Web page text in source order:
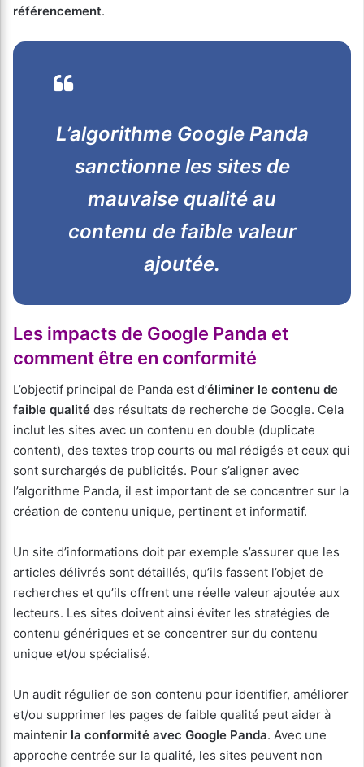
référencement.
L’algorithme Google Panda
sanctionne les sites de
mauvaise qualité au
contenu de faible valeur
ajoutée.
Les impacts de Google Panda et
comment être en conformité
L’objectif principal de Panda est d’éliminer le contenu de
faible qualité des résultats de recherche de Google. Cela
inclut les sites avec un contenu en double (duplicate
content), des textes trop courts ou mal rédigés et ceux qui
sont surchargés de publicités. Pour s’aligner avec
l’algorithme Panda, il est important de se concentrer sur la
création de contenu unique, pertinent et informatif.
Un site d’informations doit par exemple s’assurer que les
articles délivrés sont détaillés, qu’ils fassent l’objet de
recherches et qu’ils offrent une réelle valeur ajoutée aux
lecteurs. Les sites doivent ainsi éviter les stratégies de
contenu génériques et se concentrer sur du contenu
unique et/ou spécialisé.
Un audit régulier de son contenu pour identifier, améliorer
et/ou supprimer les pages de faible qualité peut aider à
maintenir la conformité avec Google Panda. Avec une
approche centrée sur la qualité, les sites peuvent non